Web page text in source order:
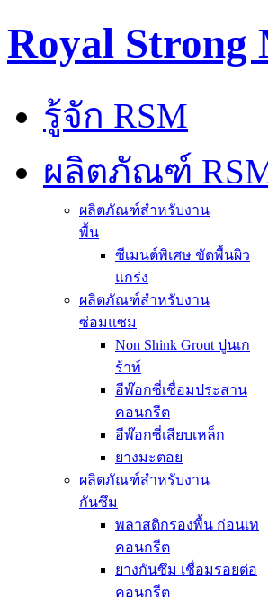
Royal Strong
รู้จัก RSM
ผลิตภัณฑ์
ผลิตภัณฑ์สำหรับงาน
พื้น
ซีเมนต์พิเศษ ขัดพื้นผิว
แกร่ง
ผลิตภัณฑ์สำหรับงาน
ซ่อมแซม
Non Shink Grout ปูนเก
ร้าท์
อีพ๊อกซี่เชื่อมประสาน
คอนกรีต
อีพ๊อกซี่เสียบเหล็ก
ยางมะตอย
ผลิตภัณฑ์สำหรับงาน
กันซึม
พลาสติกรองพื้น ก่อนเท
คอนกรีต
ยางกันซึม เชื่อมรอยต่อ
คอนกรีต